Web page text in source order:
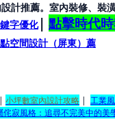
計推薦。室內裝修、裝潢
字優化| 點擊時代
空間設計（屏東） 薦
| 小坪數室內設計攻略 | 工業
侘寂風格：追尋不完美中的美